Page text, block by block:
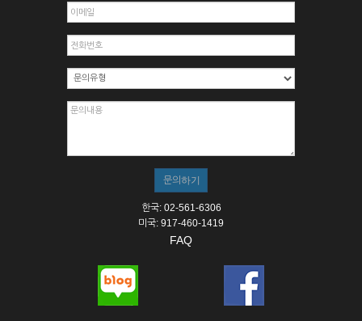
한국: 02-561-6306
미국: 917-460-1419
FAQ